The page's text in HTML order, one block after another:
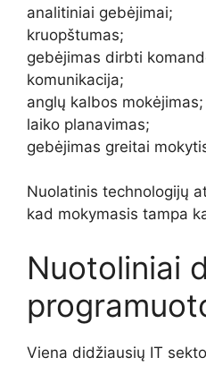
analitiniai gebėjimai;
kruopštumas;
gebėjimas dirbti
komunikacija;
anglų kalbos mokėjimas;
laiko planavimas;
gebėjimas greitai
Nuolatinis technologijų
kad mokymasis tampa
Nuotoliniai
Viena didžiausių IT